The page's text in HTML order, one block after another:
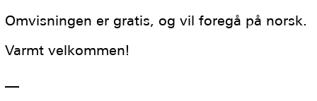
Omvisningen er gratis, og vil foregå på norsk.
Varmt velkommen!